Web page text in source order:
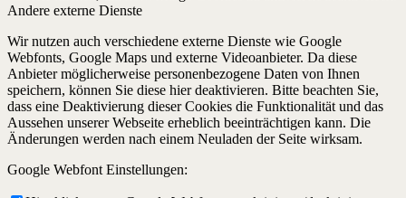
Andere externe Dienste
Wir nutzen auch verschiedene externe Dienste wie Google
Webfonts, Google Maps und externe Videoanbieter. Da diese
Anbieter möglicherweise personenbezogene Daten von Ihnen
speichern, können Sie diese hier deaktivieren. Bitte beachten Sie,
dass eine Deaktivierung dieser Cookies die Funktionalität und das
Aussehen unserer Webseite erheblich beeinträchtigen kann. Die
Änderungen werden nach einem Neuladen der Seite wirksam.
Google Webfont Einstellungen: